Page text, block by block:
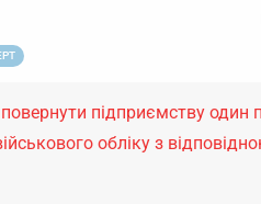
підприємству один
обліку з